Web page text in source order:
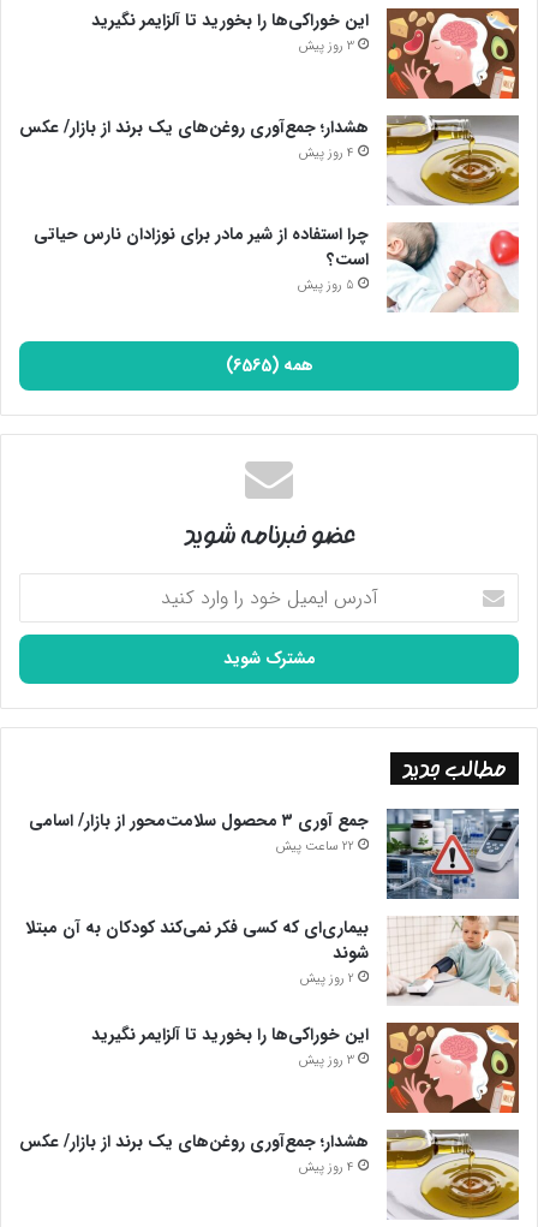
این خوراکی‌ها را بخورید تا آلزایمر نگیرید
3 روز پیش
هشدار؛ جمع‌آوری روغن‌های یک برند از بازار/ عکس
4 روز پیش
چرا استفاده از شیر مادر برای نوزادان نارس حیاتی
است؟
5 روز پیش
همه (6565)
عضو خبرنامه شوید
آدرس
ایمیل
خود
وارد
کنید
مطالب جدید
جمع آوری ۳ محصول سلامت‌محور از بازار/ اسامی
22 ساعت پیش
بیماری‌ای که کسی فکر نمی‌کند کودکان به آن مبتلا
شوند
2 روز پیش
این خوراکی‌ها را بخورید تا آلزایمر نگیرید
3 روز پیش
هشدار؛ جمع‌آوری روغن‌های یک برند از بازار/ عکس
4 روز پیش